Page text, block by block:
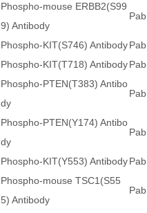
Phospho-mouse ERBB2(S99
9) Antibody
Pab
Phospho-KIT(S746) AntibodyPab
Phospho-KIT(T718) AntibodyPab
Phospho-PTEN(T383) Antibo
dy
Pab
Phospho-PTEN(Y174) Antibo
dy
Pab
Phospho-KIT(Y553) AntibodyPab
Phospho-mouse TSC1(S55
5) Antibody
Pab